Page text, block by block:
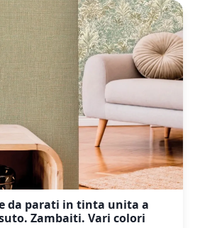
da parati in tinta unita a
Zambaiti. Vari colori